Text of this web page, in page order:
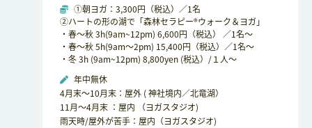
①朝ヨガ：3,300円（税込）／1名
②ハートの形の湖で「森林セラピー®ウォーク＆ヨガ」
・春～秋 3h(9am~12pm) 6,600円（税込） ／1名～
・春～秋 5h(9am～2pm) 15,400円（税込）／1名～
・冬 3h (9am~12pm) 8,800yen (税込）/１人～
年中無休
4月末～10月末：屋外 ( 神社境内／北竜湖）
11月～4月末 ：屋内 （ヨガスタジオ)
雨天時/屋外が苦手：屋内（ヨガスタジオ)